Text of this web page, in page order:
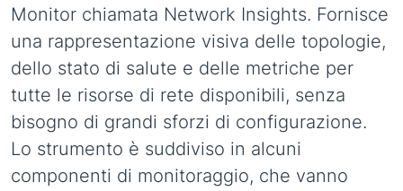
Monitor chiamata Network Insights. Fornisce
una rappresentazione visiva delle topologie,
dello stato di salute e delle metriche per
tutte le risorse di rete disponibili, senza
bisogno di grandi sforzi di configurazione.
Lo strumento è suddiviso in alcuni
componenti di monitoraggio, che vanno